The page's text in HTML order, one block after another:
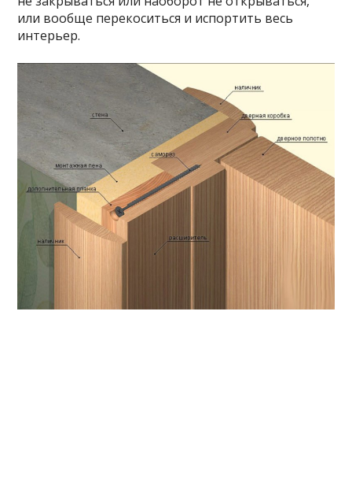
или вообще перекоситься и испортить весь
интерьер.